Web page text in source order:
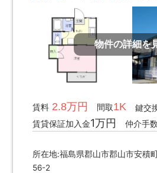
物件の詳細を
賃料2.8万円 間取1K 鍵交
賃貸保証加入金1万円 仲介手
所在地:福島県郡山市郡山市安積
56-2